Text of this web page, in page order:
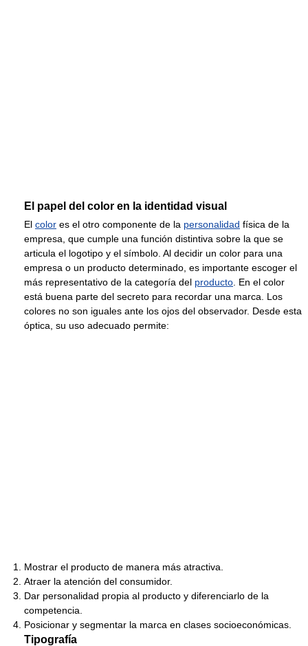
El papel del color en la identidad visual
El color es el otro componente de la personalidad física de la
empresa, que cumple una función distintiva sobre la que se
articula el logotipo y el símbolo. Al decidir un color para una
empresa o un producto determinado, es importante escoger el
más representativo de la categoría del producto . En el color
está buena parte del secreto para recordar una marca. Los
colores no son iguales ante los ojos del observador. Desde esta
óptica, su uso adecuado permite:
Mostrar el producto de manera más atractiva.
Atraer la atención del consumidor.
Dar personalidad propia al producto y diferenciarlo de la
competencia.
Posicionar y segmentar la marca en clases socioeconómicas.
Tipografía